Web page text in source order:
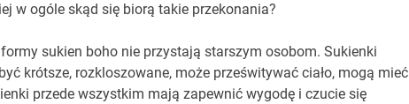
w ogóle skąd się biorą takie przekonania?
sukien boho nie przystają starszym osobom. Sukienki
krótsze, rozkloszowane, może prześwitywać ciało, mogą mieć
przede wszystkim mają zapewnić wygodę i czucie się